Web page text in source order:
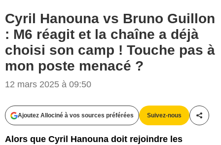
Cyril Hanouna vs Bruno Guillon
: M6 réagit et la chaîne a déjà
choisi son camp ! Touche pas à
mon poste menacé ?
12 mars 2025 à 09:50
Ajoutez Allociné à vos sources préférées Suivez-nous
Alors que Cyril Hanouna doit rejoindre les